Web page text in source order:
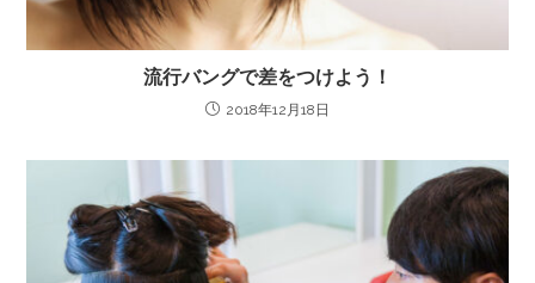
流行バングで差をつけよう！
2018年12月18日